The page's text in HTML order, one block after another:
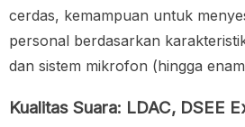
cerdas, kemampuan untuk
personal berdasarkan
dan sistem mikrofon (hingga
Kualitas Suara: LDAC, DSEE